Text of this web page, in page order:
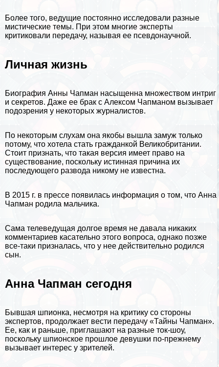
Более того, ведущие постоянно исследовали разные
мистические темы. При этом многие эксперты
критиковали передачу, называя ее псевдонаучной.
Личная жизнь
Биография Анны Чапман насыщенна множеством интриг
и секретов. Даже ее бpaк с Алексом Чапманом вызывает
подозрения у некоторых журналистов.
По некоторым слухам она якобы вышла замуж только
потому, что хотела стать гражданкой Великобритании.
Стоит признать, что такая версия имеет право на
существование, поскольку истинная причина их
последующего развода никому не известна.
В 2015 г. в прессе появилась информация о том, что Анна
Чапман родила мальчика.
Сама телеведущая долгое время не давала никаких
комментариев касательно этого вопроса, однако позже
все-таки призналась, что у нее действительно родился
сын.
Анна Чапман сегодня
Бывшая шпионка, несмотря на критику со стороны
экспертов, продолжает вести передачу «Тайны Чапман».
Ее, как и раньше, приглашают на разные ток-шоу,
поскольку шпионское прошлое дeвyшки по-прежнему
вызывает интерес у зрителей.